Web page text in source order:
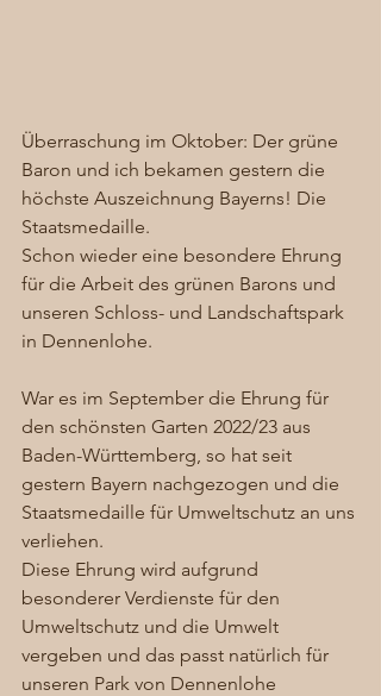
Überraschung im Oktober: Der grüne
Baron und ich bekamen gestern die
höchste Auszeichnung Bayerns! Die
Staatsmedaille.
Schon wieder eine besondere Ehrung
für die Arbeit des grünen Barons und
unseren Schloss- und Landschaftspark
in Dennenlohe.
War es im September die Ehrung für
den schönsten Garten 2022/23 aus
Baden-Württemberg, so hat seit
gestern Bayern nachgezogen und die
Staatsmedaille für Umweltschutz an uns
verliehen.
Diese Ehrung wird aufgrund
besonderer Verdienste für den
Umweltschutz und die Umwelt
vergeben und das passt natürlich für
unseren Park von Dennenlohe